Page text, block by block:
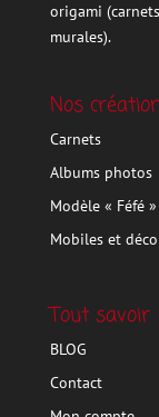
origami
murales).
Nos
Carnets
Albums photos
Modèle « Féfé »
Mobiles et
Tout savoir
BLOG
Contact